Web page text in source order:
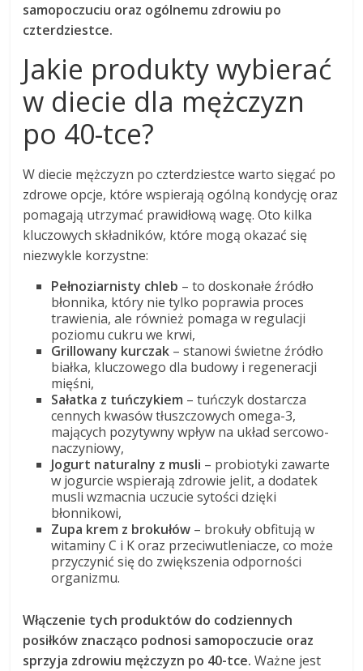
samopoczuciu oraz ogólnemu zdrowiu po
czterdziestce.
Jakie produkty wybierać
w diecie dla mężczyzn
po 40-tce?
W diecie mężczyzn po czterdziestce warto sięgać po
zdrowe opcje, które wspierają ogólną kondycję oraz
pomagają utrzymać prawidłową wagę. Oto kilka
kluczowych składników, które mogą okazać się
niezwykle korzystne:
Pełnoziarnisty chleb – to doskonałe źródło
błonnika, który nie tylko poprawia proces
trawienia, ale również pomaga w regulacji
poziomu cukru we krwi,
Grillowany kurczak – stanowi świetne źródło
białka, kluczowego dla budowy i regeneracji
mięśni,
Sałatka z tuńczykiem – tuńczyk dostarcza
cennych kwasów tłuszczowych omega-3,
mających pozytywny wpływ na układ sercowo-
naczyniowy,
Jogurt naturalny z musli – probiotyki zawarte
w jogurcie wspierają zdrowie jelit, a dodatek
musli wzmacnia uczucie sytości dzięki
błonnikowi,
Zupa krem z brokułów – brokuły obfitują w
witaminy C i K oraz przeciwutleniacze, co może
przyczynić się do zwiększenia odporności
organizmu.
Włączenie tych produktów do codziennych
posiłków znacząco podnosi samopoczucie oraz
sprzyja zdrowiu mężczyzn po 40-tce. Ważne jest